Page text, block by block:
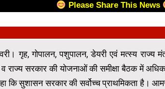
Please Share This News
गृह, गोपालन, पशुपालन, डेयरी एवं मत्स्य राज्य
राज्य सरकार की योजनाओं की समीक्षा बैठक में
कि सुशासन सरकार की सर्वोच्च प्राथमिकता है।